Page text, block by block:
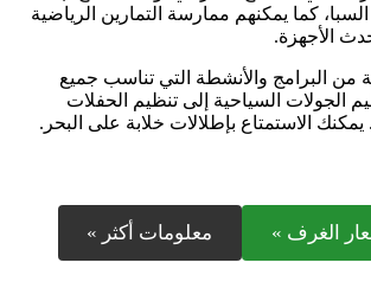
كما يمكنهم ممارسة التمارين الرياضية
الأجهزة.
من البرامج والأنشطة التي تناسب جميع
الجولات السياحية إلى تنظيم الحفلات
الاستمتاع بإطلالات خلابة على البحر.
الغرف » معلومات أكثر »